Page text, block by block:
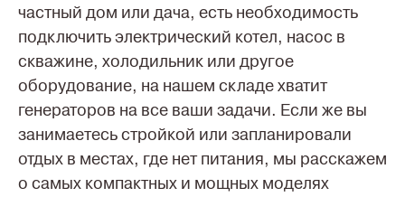
частный дом или дача, есть необходимость
подключить электрический котел, насос в
скважине, холодильник или другое
оборудование, на нашем складе хватит
генераторов на все ваши задачи. Если же вы
занимаетесь стройкой или запланировали
отдых в местах, где нет питания, мы расскажем
о самых компактных и мощных моделях